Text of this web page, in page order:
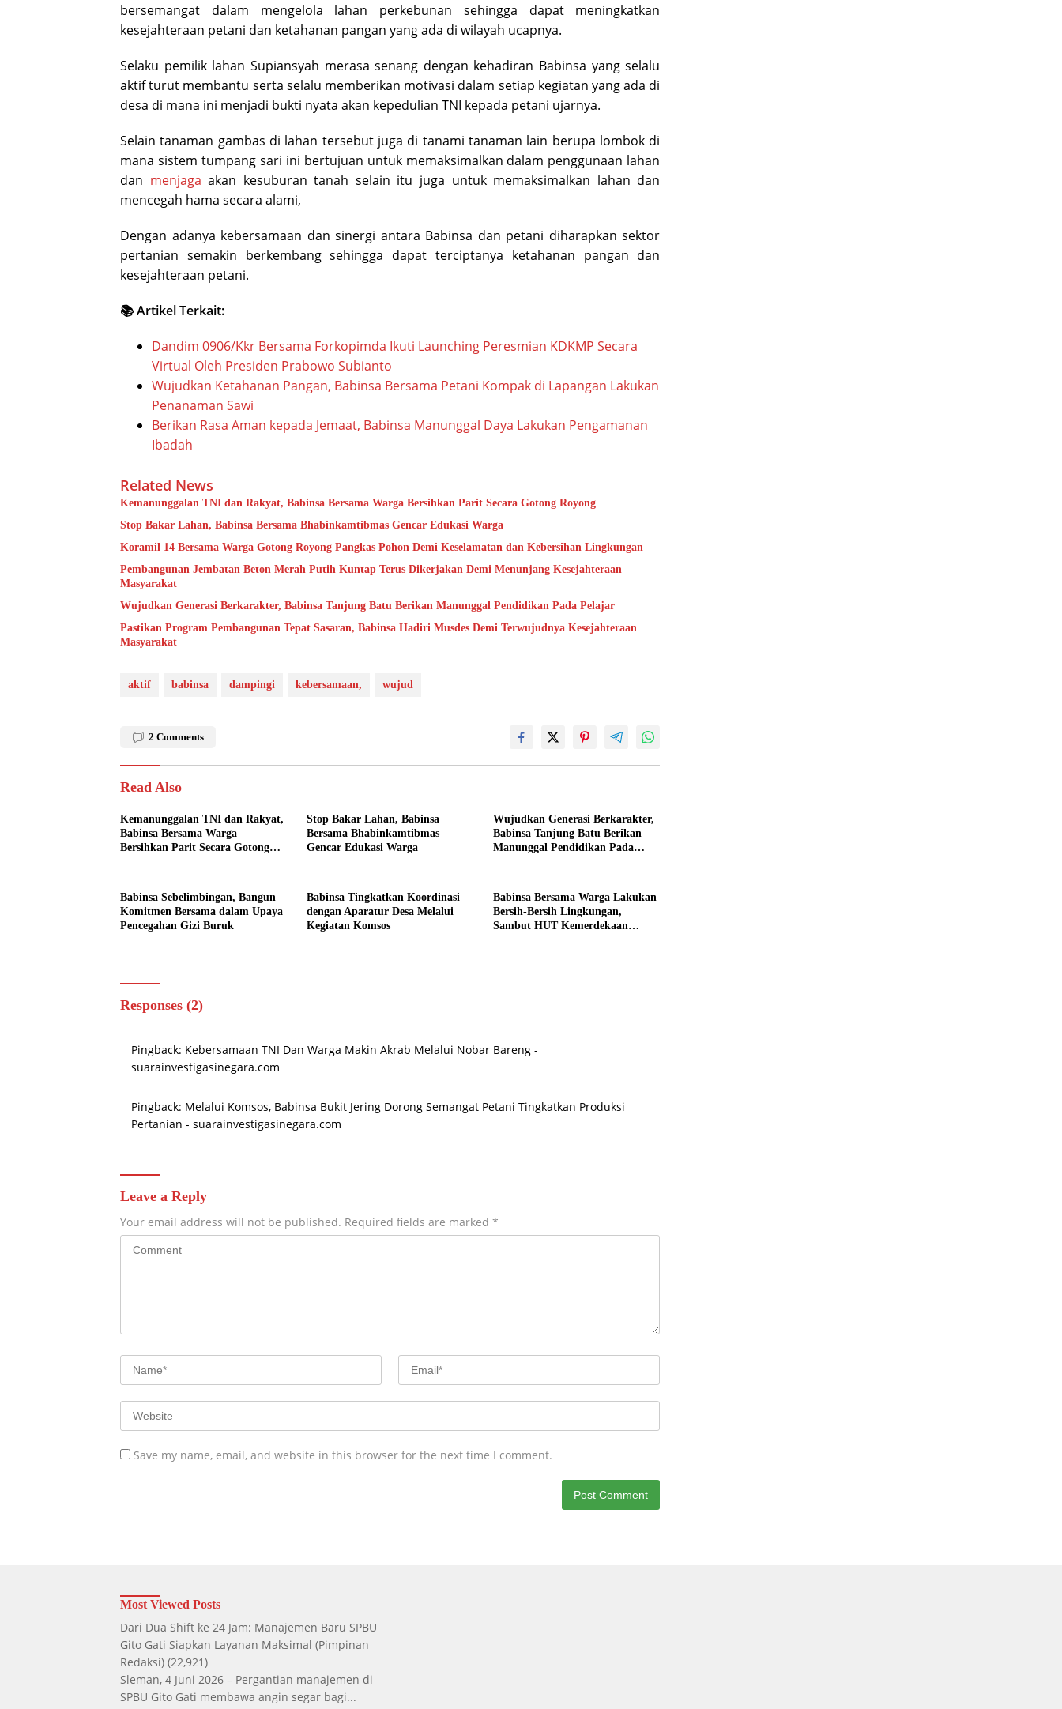
bersemangat dalam mengelola lahan perkebunan sehingga dapat meningkatkan
kesejahteraan petani dan ketahanan pangan yang ada di wilayah ucapnya.
Selaku pemilik lahan Supiansyah merasa senang dengan kehadiran Babinsa yang selalu
aktif turut membantu serta selalu memberikan motivasi dalam setiap kegiatan yang ada di
desa di mana ini menjadi bukti nyata akan kepedulian TNI kepada petani ujarnya.
Selain tanaman gambas di lahan tersebut juga di tanami tanaman lain berupa lombok di
mana sistem tumpang sari ini bertujuan untuk memaksimalkan dalam penggunaan lahan
dan menjaga akan kesuburan tanah selain itu juga untuk memaksimalkan lahan dan
mencegah hama secara alami,
Dengan adanya kebersamaan dan sinergi antara Babinsa dan petani diharapkan sektor
pertanian semakin berkembang sehingga dapat terciptanya ketahanan pangan dan
kesejahteraan petani.
📚 Artikel Terkait:
Dandim 0906/Kkr Bersama Forkopimda Ikuti Launching Peresmian KDKMP Secara
Virtual Oleh Presiden Prabowo Subianto
Wujudkan Ketahanan Pangan, Babinsa Bersama Petani Kompak di Lapangan Lakukan
Penanaman Sawi
Berikan Rasa Aman kepada Jemaat, Babinsa Manunggal Daya Lakukan Pengamanan
Ibadah
Related News
Kemanunggalan TNI dan Rakyat, Babinsa Bersama Warga Bersihkan Parit Secara Gotong Royong
Stop Bakar Lahan, Babinsa Bersama Bhabinkamtibmas Gencar Edukasi Warga
Koramil 14 Bersama Warga Gotong Royong Pangkas Pohon Demi Keselamatan dan Kebersihan Lingkungan
Pembangunan Jembatan Beton Merah Putih Kuntap Terus Dikerjakan Demi Menunjang Kesejahteraan
Masyarakat
Wujudkan Generasi Berkarakter, Babinsa Tanjung Batu Berikan Manunggal Pendidikan Pada Pelajar
Pastikan Program Pembangunan Tepat Sasaran, Babinsa Hadiri Musdes Demi Terwujudnya Kesejahteraan
Masyarakat
aktif babinsa dampingi kebersamaan, wujud
2 Comments
Read Also
Kemanunggalan TNI dan Rakyat,
Babinsa Bersama Warga
Bersihkan Parit Secara Gotong
Stop Bakar Lahan, Babinsa
Bersama Bhabinkamtibmas
Gencar Edukasi Warga
Wujudkan Generasi Berkarakter,
Babinsa Tanjung Batu Berikan
Manunggal Pendidikan Pada
Babinsa Sebelimbingan, Bangun
Komitmen Bersama dalam Upaya
Pencegahan Gizi Buruk
Babinsa Tingkatkan Koordinasi
dengan Aparatur Desa Melalui
Kegiatan Komsos
Babinsa Bersama Warga Lakukan
Bersih-Bersih Lingkungan,
Sambut HUT Kemerdekaan
Responses (2)
Pingback: Kebersamaan TNI Dan Warga Makin Akrab Melalui Nobar Bareng -
suarainvestigasinegara.com
Pingback: Melalui Komsos, Babinsa Bukit Jering Dorong Semangat Petani Tingkatkan Produksi
Pertanian - suarainvestigasinegara.com
Leave a Reply
Your email address will not be published. Required fields are marked *
Save my name, email, and website in this browser for the next time I comment.
Most Viewed Posts
Dari Dua Shift ke 24 Jam: Manajemen Baru SPBU
Gito Gati Siapkan Layanan Maksimal (Pimpinan
Redaksi) (22,921)
Sleman, 4 Juni 2026 – Pergantian manajemen di
SPBU Gito Gati membawa angin segar bagi...